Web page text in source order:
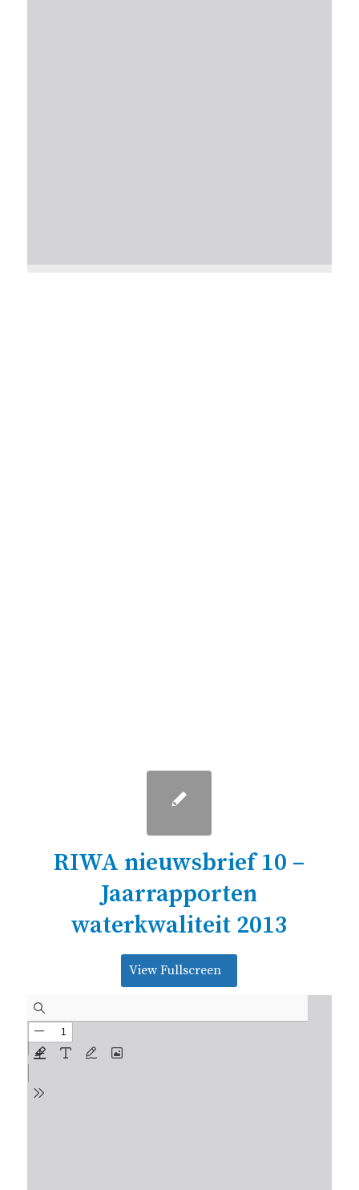
RIWA nieuwsbrief 10 –
Jaarrapporten
waterkwaliteit 2013
View Fullscreen